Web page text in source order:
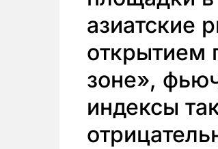
азиатские
открытием
зоне»,
индексы